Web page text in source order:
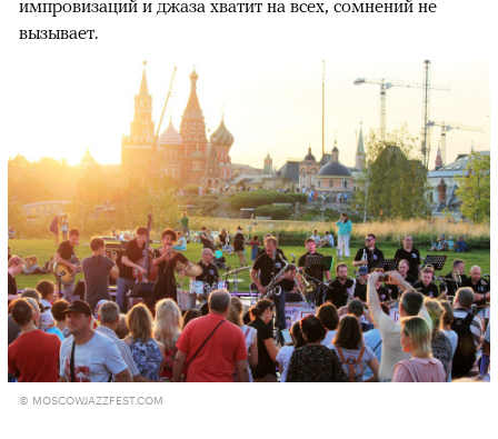
импровизаций и джаза хватит на всех, сомнений не
вызывает.
© MOSCOWJAZZFEST.COM